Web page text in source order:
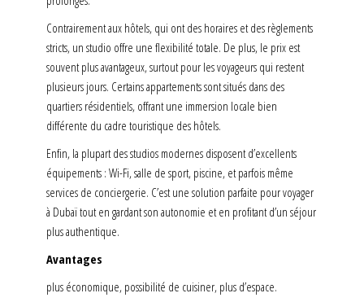
Contrairement aux hôtels, qui ont des horaires et des règlements
stricts, un studio offre une flexibilité totale. De plus, le prix est
souvent plus avantageux, surtout pour les voyageurs qui restent
plusieurs jours. Certains appartements sont situés dans des
quartiers résidentiels, offrant une immersion locale bien
différente du cadre touristique des hôtels.
Enfin, la plupart des studios modernes disposent d’excellents
équipements : Wi-Fi, salle de sport, piscine, et parfois même
services de conciergerie. C’est une solution parfaite pour voyager
à Dubaï tout en gardant son autonomie et en profitant d’un séjour
plus authentique.
Avantages
plus économique, possibilité de cuisiner, plus d’espace.